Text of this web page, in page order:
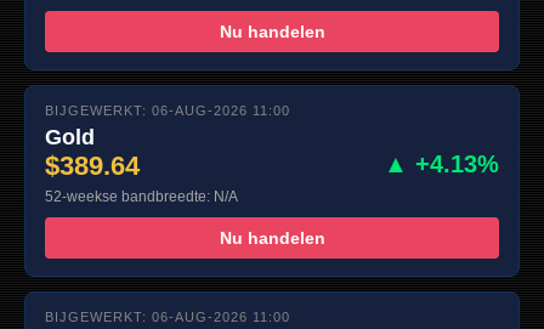
Nu handelen
BIJGEWERKT: 06-AUG-2026 11:00
Gold
$389.64 ▲ +4.13%
52-weekse bandbreedte: N/A
Nu handelen
BIJGEWERKT: 06-AUG-2026 11:00